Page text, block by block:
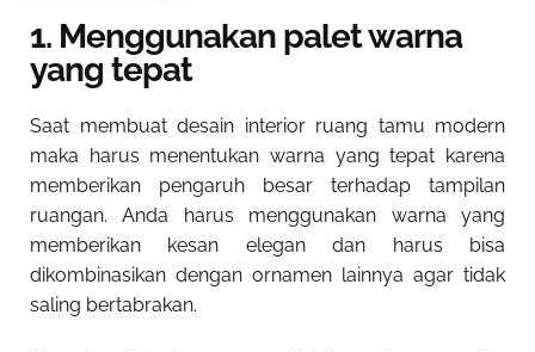
1. Menggunakan palet warna
yang tepat
Saat membuat desain interior ruang tamu modern
maka harus menentukan warna yang tepat karena
memberikan pengaruh besar terhadap tampilan
ruangan. Anda harus menggunakan warna yang
memberikan kesan elegan dan harus bisa
dikombinasikan dengan ornamen lainnya agar tidak
saling bertabrakan.